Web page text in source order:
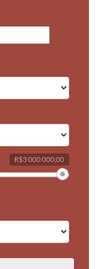
R$3 000 000,00